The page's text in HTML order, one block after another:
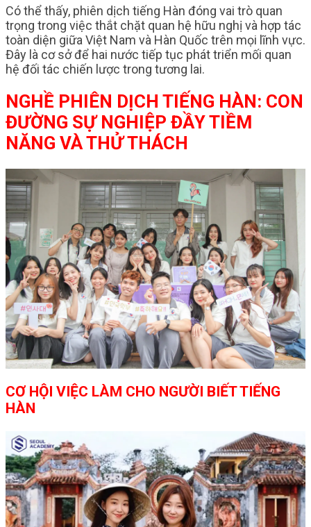
Có thể thấy, phiên dịch tiếng Hàn đóng vai trò quan
trọng trong việc thắt chặt quan hệ hữu nghị và hợp tác
toàn diện giữa Việt Nam và Hàn Quốc trên mọi lĩnh vực.
Đây là cơ sở để hai nước tiếp tục phát triển mối quan
hệ đối tác chiến lược trong tương lai.
NGHỀ PHIÊN DỊCH TIẾNG HÀN: CON
ĐƯỜNG SỰ NGHIỆP ĐẦY TIỀM
NĂNG VÀ THỬ THÁCH
CƠ HỘI VIỆC LÀM CHO NGƯỜI BIẾT TIẾNG
HÀN